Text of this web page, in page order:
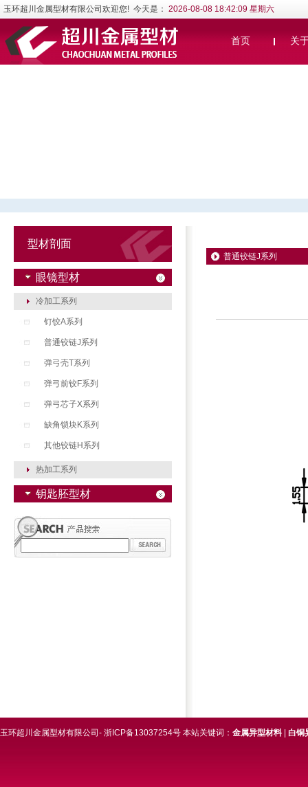
玉环超川金属型材有限公司欢迎您! 今天是： 2026-08-08 18:42:10 星期六
首页 关
型材剖面
眼镜型材
冷加工系列
钉铰A系列
普通铰链J系列
弹弓壳T系列
弹弓前铰F系列
弹弓芯子X系列
缺角锁块K系列
其他铰链H系列
热加工系列
钥匙胚型材
普通铰链J系列
玉环超川金属型材有限公司- 浙ICP备13037254号 本站关键词： 金属异型材料 白铜